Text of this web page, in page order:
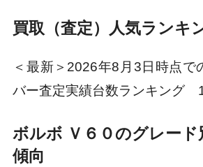
買取（査定）人気ランキ
＜最新＞2026年8月3日時点で
バー査定実績台数ランキング
ボルボ Ｖ６０のグレード
傾向